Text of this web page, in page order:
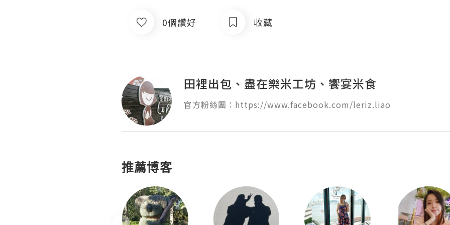
0個讚好 收藏
田裡出包、盡在樂米工坊、饗宴米食
官方粉絲團：https://www.facebook.com/leriz.liao
推薦博客